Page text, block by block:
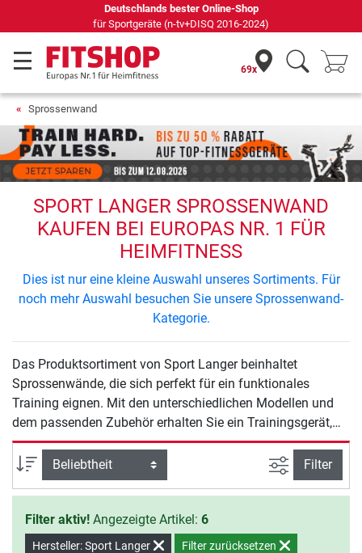
Deutschlands bester Online-Shop
für Sportgeräte (n-tv+DISQ 2016-2024)
69x
Sprossenwand
SPORT LANGER SPROSSENWAND
KAUFEN BEI EUROPAS NR. 1 FÜR
HEIMFITNESS
Dies ist nur eine kleine Auswahl unseres Sortiments. Für
noch mehr Auswahl besuchen Sie unsere Sprossenwand-
Kategorie.
Das Produktsortiment von Sport Langer beinhaltet
Sprossenwände, die sich perfekt für ein funktionales
Training eignen. Mit den unterschiedlichen Modellen und
dem passenden Zubehör erhalten Sie ein Trainingsgerät,
welches Ihnen eine Vielseitigkeit an Trainingsübungen
bietet. Sortierung Ansicht
Filter
Filter aktiv! Angezeigte Artikel: 6
Hersteller: Sport Langer Filter zurücksetzen